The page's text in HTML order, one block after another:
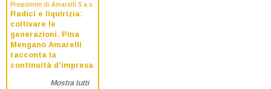
Presidente di Amarelli S.a.s.
Radici e liquirizia:
coltivare le
generazioni. Pina
Mengano Amarelli
racconta la
continuità d’impresa
Mostra tutti